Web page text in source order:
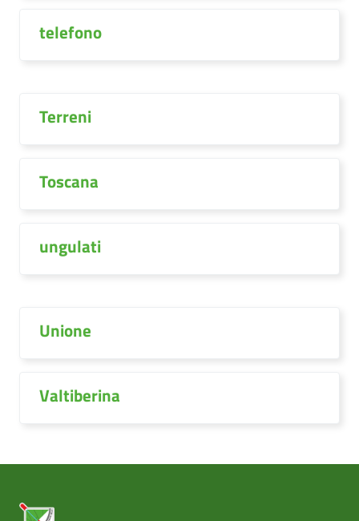
telefono
Terreni
Toscana
ungulati
Unione
Valtiberina